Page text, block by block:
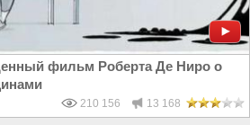
фильм Роберта Де Ниро о
210 156 13 168